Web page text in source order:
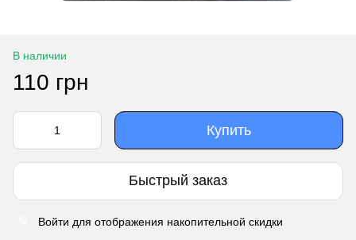
В наличии
110 грн
Купить
Быстрый заказ
Войти для отображения накопительной скидки